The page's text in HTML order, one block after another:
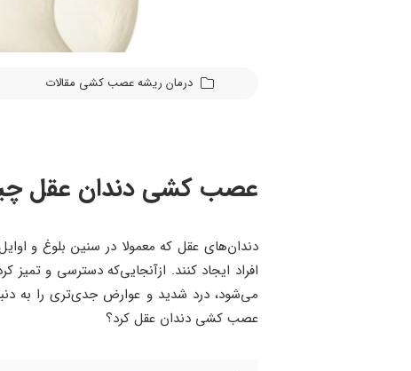
درمان ریشهعصب کشی مقالات
عصب کشی دندان عقل
دندان‌های عقل که معمولا در سنین بلوغ و
افراد ایجاد کنند. ازآنجایی‌که دسترسی و
می‌شود، درد شدید و عوارض جدی‌تری را به
عصب کشی دندان عقل کرد؟